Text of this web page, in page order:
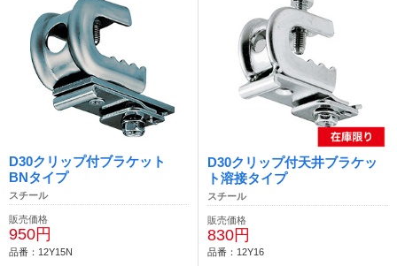
D30クリップ付ブラケット
BNタイプ
スチール
販売価格
950円
品番：12Y15N
D30クリップ付天井ブラケッ
ト溶接タイプ
スチール
販売価格
830円
品番：12Y16